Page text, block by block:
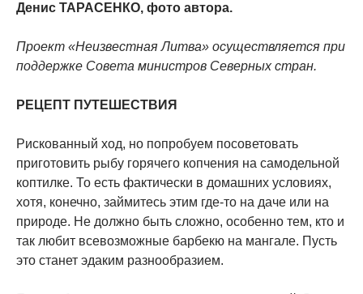
Денис ТАРАСЕНКО, фото автора.
Проект «Неизвестная Литва» осуществляется при
поддержке Совета министров Северных стран.
РЕЦЕПТ ПУТЕШЕСТВИЯ
Рискованный ход, но попробуем посоветовать
приготовить рыбу горячего копчения на самодельной
коптилке. То есть фактически в домашних условиях,
хотя, конечно, займитесь этим где-то на даче или на
природе. Не должно быть сложно, особенно тем, кто и
так любит всевозможные барбекю на мангале. Пусть
это станет эдаким разнообразием.